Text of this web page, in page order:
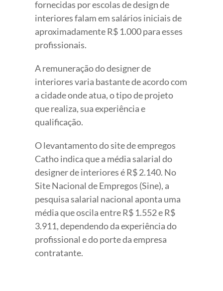
fornecidas por escolas de design de
interiores falam em salários iniciais de
aproximadamente R$ 1.000 para esses
profissionais.
A remuneração do designer de
interiores varia bastante de acordo com
a cidade onde atua, o tipo de projeto
que realiza, sua experiência e
qualificação.
O levantamento do site de empregos
Catho indica que a média salarial do
designer de interiores é R$ 2.140. No
Site Nacional de Empregos (Sine), a
pesquisa salarial nacional aponta uma
média que oscila entre R$ 1.552 e R$
3.911, dependendo da experiência do
profissional e do porte da empresa
contratante.